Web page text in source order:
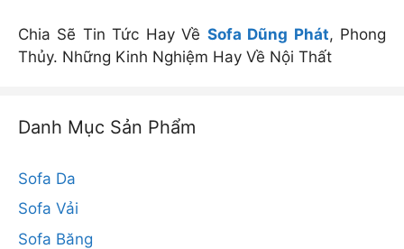
Chia Sẽ Tin Tức Hay Về Sofa Dũng Phát, Phong
Thủy. Những Kinh Nghiệm Hay Về Nội Thất
Danh Mục Sản Phẩm
Sofa Da
Sofa Vải
Sofa Băng